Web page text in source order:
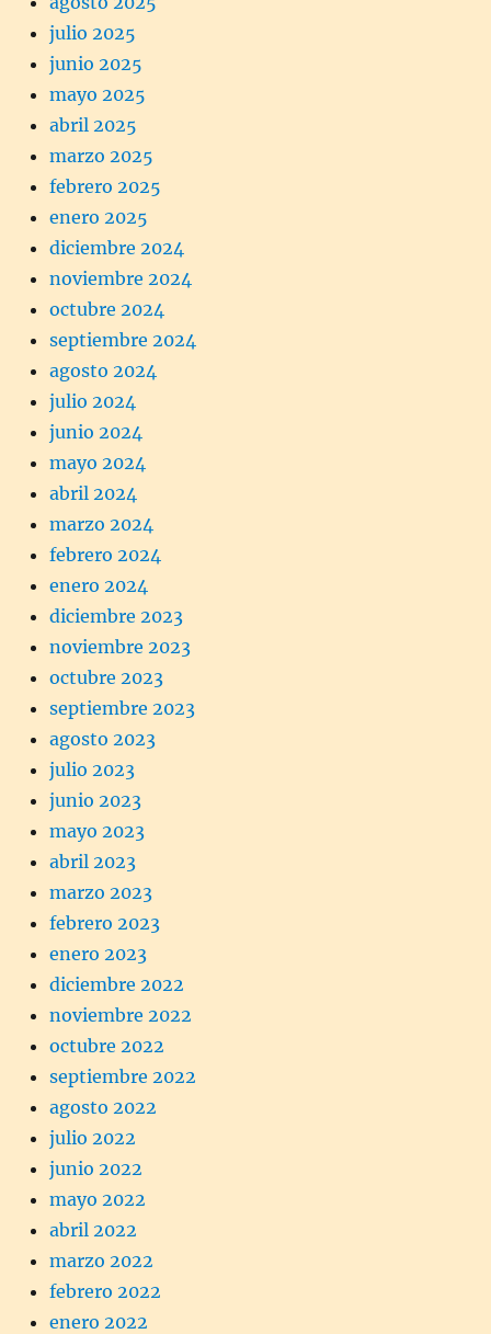
julio 2025
junio 2025
mayo 2025
abril 2025
marzo 2025
febrero 2025
enero 2025
diciembre 2024
noviembre 2024
octubre 2024
septiembre 2024
agosto 2024
julio 2024
junio 2024
mayo 2024
abril 2024
marzo 2024
febrero 2024
enero 2024
diciembre 2023
noviembre 2023
octubre 2023
septiembre 2023
agosto 2023
julio 2023
junio 2023
mayo 2023
abril 2023
marzo 2023
febrero 2023
enero 2023
diciembre 2022
noviembre 2022
octubre 2022
septiembre 2022
agosto 2022
julio 2022
junio 2022
mayo 2022
abril 2022
marzo 2022
febrero 2022
enero 2022